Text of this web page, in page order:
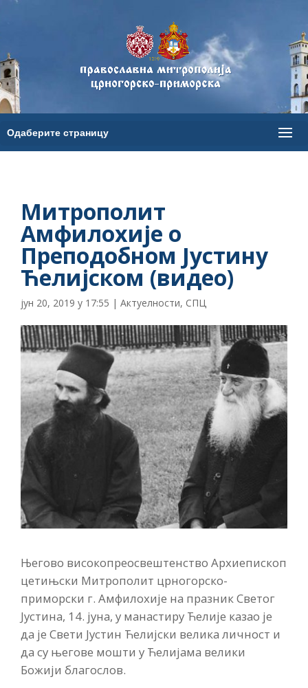
Митрополит
Амфилохије о
Преподобном Јустину
Ћелијском (видео)
јун 20, 2019 у 17:55 | Актуелности, СПЦ
Његово високопреосвештенство Архиепископ
цетињски Митрополит црногорско-
приморски г. Амфилохије на празник Светог
Јустина, 14. јуна, у манастиру Ћелије казао је
да је Свети Јустин Ћелијски велика личност и
да су његове мошти у Ћелијама велики
Божији благослов.